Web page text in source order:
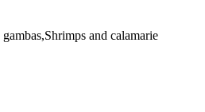
and calamarie